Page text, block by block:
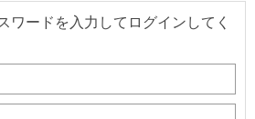
ワードを入力してログインしてく